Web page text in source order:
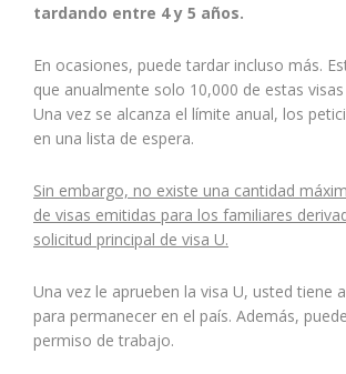
tardando entre 4 y 5 años.
En ocasiones, puede tardar incluso más.
que anualmente solo 10,000 de estas
Una vez se alcanza el límite anual, los
en una lista de espera.
Sin embargo, no existe una cantidad
de visas emitidas para los familiares
solicitud principal de visa U.
Una vez le aprueben la visa U, usted tiene
para permanecer en el país. Además,
permiso de trabajo.